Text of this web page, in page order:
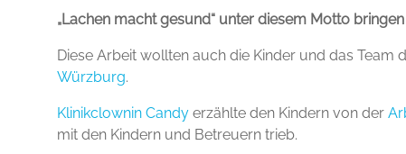
„Lachen macht gesund“ unter diesem Motto
Diese Arbeit wollten auch die Kinder und das
Würzburg.
Klinikclownin Candy erzählte den Kindern von der
mit den Kindern und Betreuern trieb.